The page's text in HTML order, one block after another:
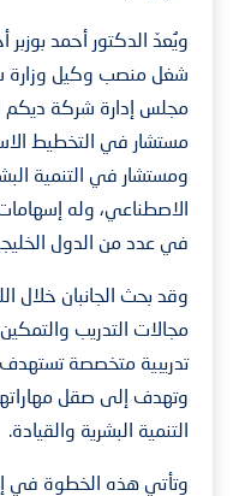
ويُعدّ الدكتور أحمد بوزبر
شغل منصب وكيل وزارة
مجلس إدارة شركة ديكم
مستشار في التخطيط
ومستشار في التنمية
الاصطناعي، وله إسهامات
في عدد من الدول
وقد بحث الجانبان خلال
مجالات التدريب
تدريبية متخصصة
وتهدف إلى صقل
التنمية البشرية والقيادة.
وتأتي هذه الخطوة في